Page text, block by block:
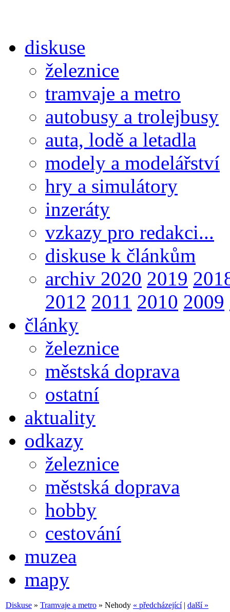
diskuse
železnice
tramvaje a metro
autobusy a trolejbusy
auta, lodě a letadla
modely a modelářství
hry a simulátory
inzeráty
vzkazy pro redakci...
diskuse k článkům
archiv 2020 2019
2012 2011 2010 2009
články
železnice
městská doprava
ostatní
aktuality
odkazy
železnice
městská doprava
hobby
cestování
muzea
mapy
Diskuse » Tramvaje a metro » Nehody « předcházející| další »